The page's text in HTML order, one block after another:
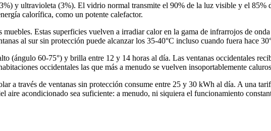
y ultravioleta (3%). El vidrio normal transmite el 90% de la luz visible y el 85%
calorífica, como un potente calefactor.
Estas superficies vuelven a irradiar calor en la gama de infrarrojos de
al sur sin protección puede alcanzar los 35-40°C incluso cuando fuera hace
(ángulo 60-75°) y brilla entre 12 y 14 horas al día. Las ventanas occidentales
occidentales las que más a menudo se vuelven insoportablemente
a través de ventanas sin protección consume entre 25 y 30 kWh al día. A una
aire acondicionado sea suficiente: a menudo, ni siquiera el funcionamiento